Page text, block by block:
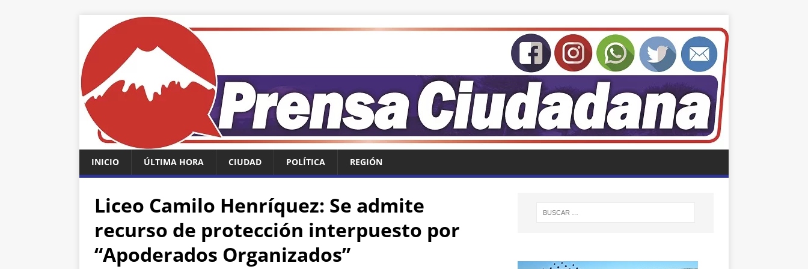
INICIO ÚLTIMA HORA CIUDAD POLÍTICA REGIÓN
Liceo Camilo Henríquez: Se admite
recurso de protección interpuesto por
“Apoderados Organizados”